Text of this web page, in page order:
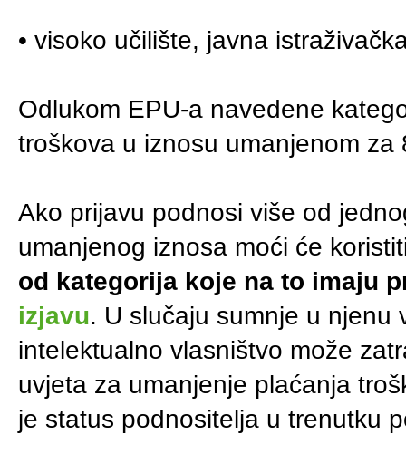
• visoko učilište, javna
Odlukom EPU-a navedene
troškova u iznosu umanjenom za
Ako prijavu podnosi više od
umanjenog iznosa moći će
od kategorija koje na to imaju
izjavu. U slučaju sumnje u njenu
intelektualno vlasništvo može
uvjeta za umanjenje plaćanja
je status podnositelja u trenutku